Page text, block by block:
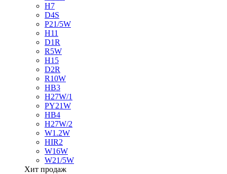
H7
D4S
P21/5W
H11
D1R
R5W
H15
D2R
R10W
HB3
H27W/1
PY21W
HB4
H27W/2
W1.2W
HIR2
W16W
W21/5W
Хит продаж